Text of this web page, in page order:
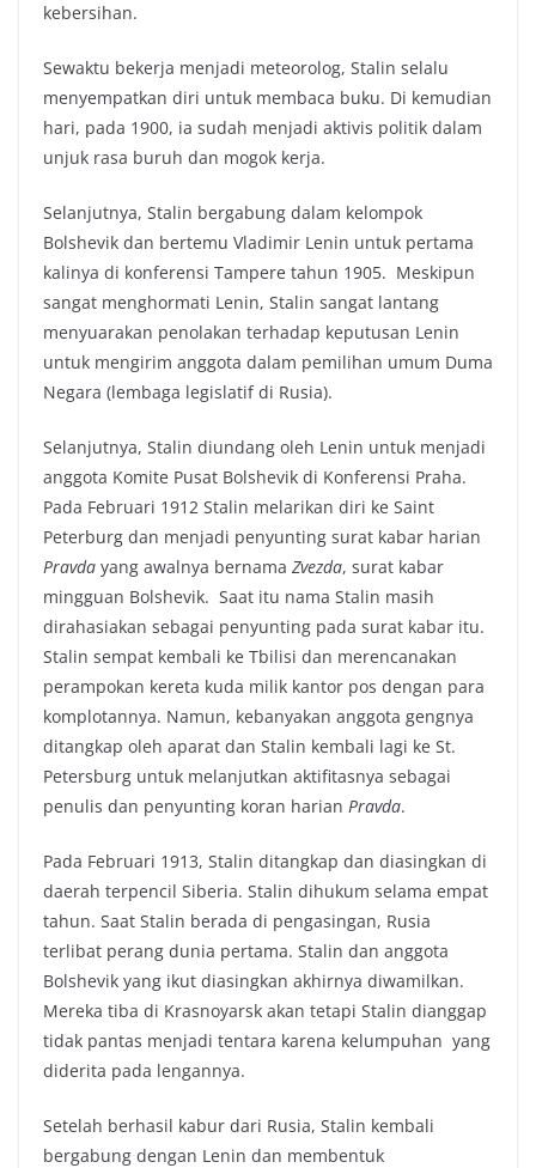
kebersihan.
Sewaktu bekerja menjadi meteorolog, Stalin selalu
menyempatkan diri untuk membaca buku. Di kemudian
hari, pada 1900, ia sudah menjadi aktivis politik dalam
unjuk rasa buruh dan mogok kerja.
Selanjutnya, Stalin bergabung dalam kelompok
Bolshevik dan bertemu Vladimir Lenin untuk pertama
kalinya di konferensi Tampere tahun 1905. Meskipun
sangat menghormati Lenin, Stalin sangat lantang
menyuarakan penolakan terhadap keputusan Lenin
untuk mengirim anggota dalam pemilihan umum Duma
Negara (lembaga legislatif di Rusia).
Selanjutnya, Stalin diundang oleh Lenin untuk menjadi
anggota Komite Pusat Bolshevik di Konferensi Praha.
Pada Februari 1912 Stalin melarikan diri ke Saint
Peterburg dan menjadi penyunting surat kabar harian
Pravda yang awalnya bernama Zvezda, surat kabar
mingguan Bolshevik. Saat itu nama Stalin masih
dirahasiakan sebagai penyunting pada surat kabar itu.
Stalin sempat kembali ke Tbilisi dan merencanakan
perampokan kereta kuda milik kantor pos dengan para
komplotannya. Namun, kebanyakan anggota gengnya
ditangkap oleh aparat dan Stalin kembali lagi ke St.
Petersburg untuk melanjutkan aktifitasnya sebagai
penulis dan penyunting koran harian Pravda.
Pada Februari 1913, Stalin ditangkap dan diasingkan di
daerah terpencil Siberia. Stalin dihukum selama empat
tahun. Saat Stalin berada di pengasingan, Rusia
terlibat perang dunia pertama. Stalin dan anggota
Bolshevik yang ikut diasingkan akhirnya diwamilkan.
Mereka tiba di Krasnoyarsk akan tetapi Stalin dianggap
tidak pantas menjadi tentara karena kelumpuhan yang
diderita pada lengannya.
Setelah berhasil kabur dari Rusia, Stalin kembali
bergabung dengan Lenin dan membentuk